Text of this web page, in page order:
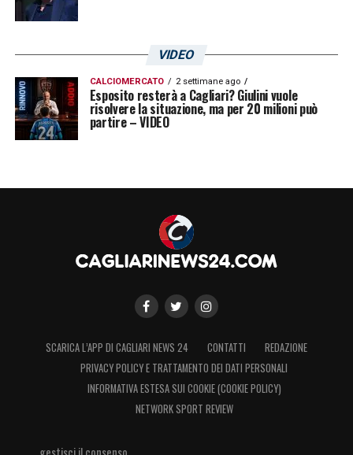
VIDEO
CALCIOMERCATO 2 settimane ago
Esposito resterà a Cagliari? Giulini vuole
risolvere la situazione, ma per 20 milioni può
partire – VIDEO
SCARICA L’APP DI CAGLIARI NEWS 24 CONTATTI
REDAZIONE
PRIVACY POLICY E TRATTAMENTO DEI DATI PERSONALI
INFORMATIVA ESTESA SUI COOKIE (COOKIE POLICY)
NETWORK SPORT REVIEW